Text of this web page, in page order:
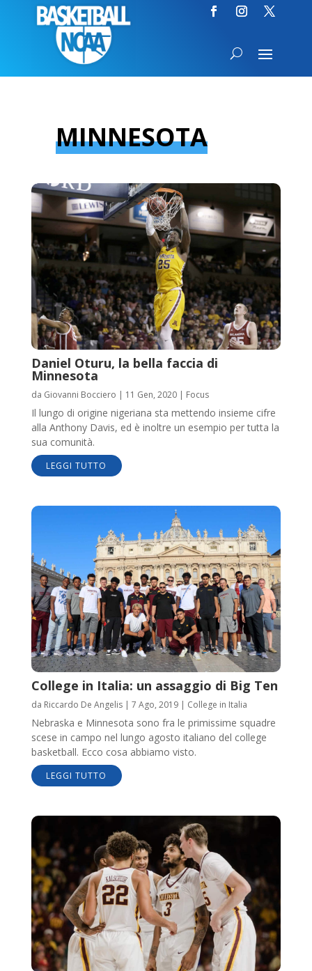
MINNESOTA
Daniel Oturu, la bella faccia di
Minnesota
da Giovanni Bocciero | 11 Gen, 2020| Focus
Il lungo di origine nigeriana sta mettendo insieme cifre
alla Anthony Davis, ed è inoltre un esempio per tutta la
sua comunità.
LEGGI TUTTO
College in Italia: un assaggio di Big Ten
da Riccardo De Angelis| 7 Ago, 2019| College in Italia
Nebraska e Minnesota sono fra le primissime squadre
scese in campo nel lungo agosto italiano del college
basketball. Ecco cosa abbiamo visto.
LEGGI TUTTO